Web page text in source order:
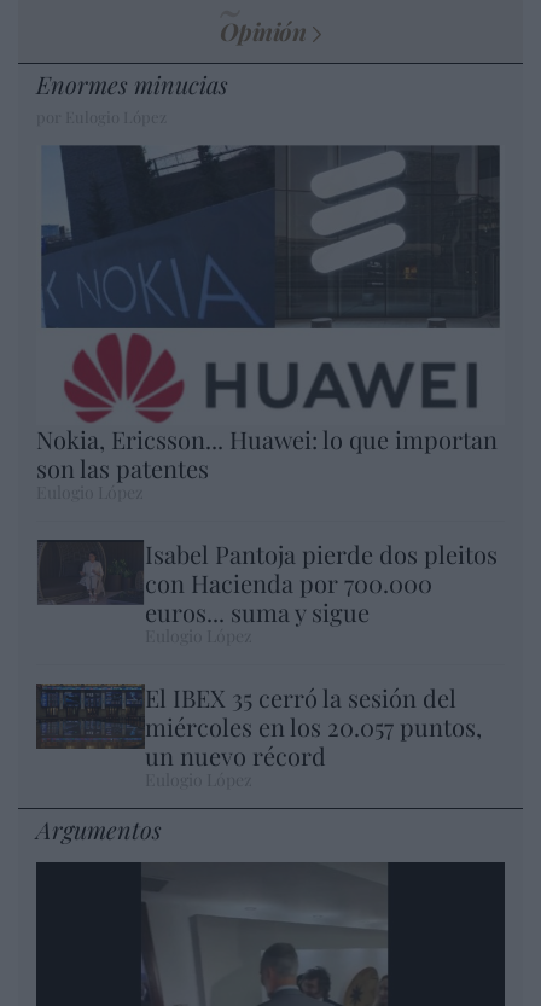
Opinión
Enormes minucias
Nokia, Ericsson... Huawei: lo que importan
son las patentes
Isabel Pantoja pierde dos pleitos
con Hacienda por 700.000
euros... suma y sigue
El IBEX 35 cerró la sesión del
miércoles en los 20.057 puntos,
un nuevo récord
Argumentos